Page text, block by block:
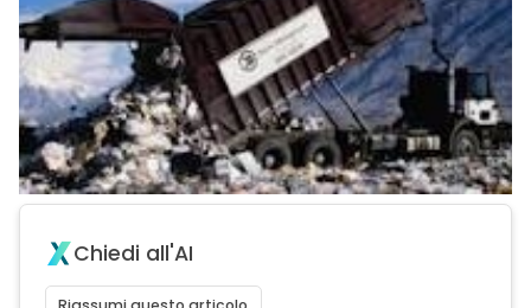
Chiedi all'AI